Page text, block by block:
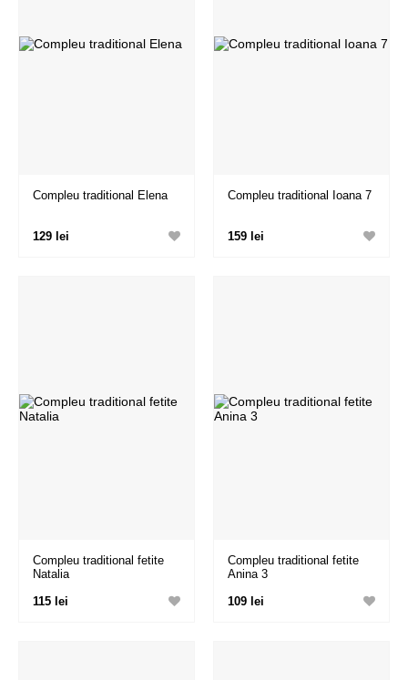
Compleu traditional Elena
129 lei
Compleu traditional Ioana 7
159 lei
Compleu traditional fetite
Natalia
115 lei
Compleu traditional fetite
Anina 3
109 lei